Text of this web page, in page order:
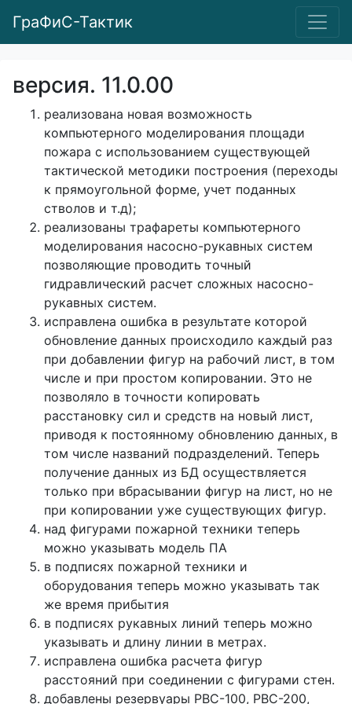
ГраФиС-Тактик
версия. 11.0.00
реализована новая возможность
компьютерного моделирования площади
пожара с использованием существующей
тактической методики построения (переходы
к прямоугольной форме, учет поданных
стволов и т.д);
реализованы трафареты компьютерного
моделирования насосно-рукавных систем
позволяющие проводить точный
гидравлический расчет сложных насосно-
рукавных систем.
исправлена ошибка в результате которой
обновление данных происходило каждый раз
при добавлении фигур на рабочий лист, в том
числе и при простом копировании. Это не
позволяло в точности копировать
расстановку сил и средств на новый лист,
приводя к постоянному обновлению данных, в
том числе названий подразделений. Теперь
получение данных из БД осуществляется
только при вбрасывании фигур на лист, но не
при копировании уже существующих фигур.
над фигурами пожарной техники теперь
можно указывать модель ПА
в подписях пожарной техники и
оборудования теперь можно указывать так
же время прибытия
в подписях рукавных линий теперь можно
указывать и длину линии в метрах.
исправлена ошибка расчета фигур
расстояний при соединении с фигурами стен.
добавлены резервуары РВС-100, РВС-200,